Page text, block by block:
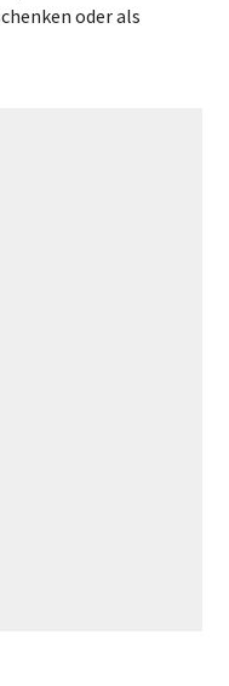
oder als